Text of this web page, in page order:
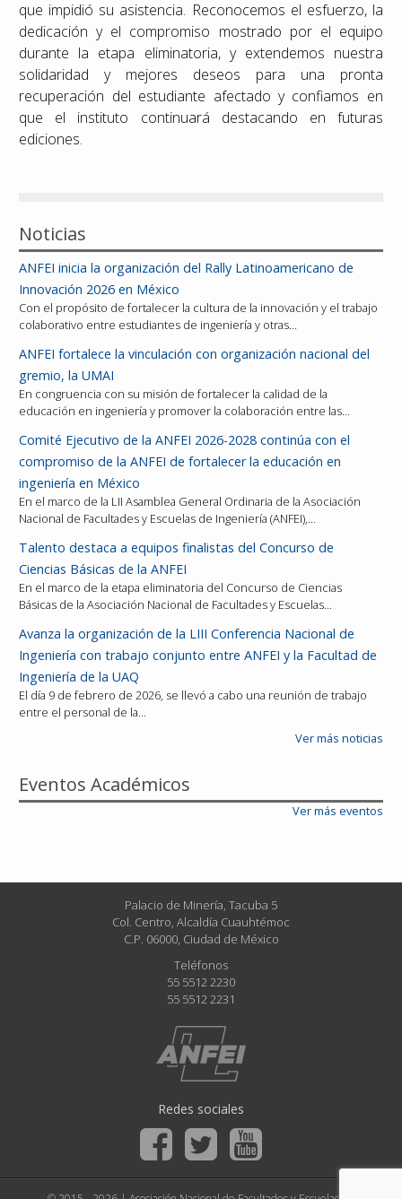
que impidió su asistencia. Reconocemos el esfuerzo, la
dedicación y el compromiso mostrado por el equipo
durante la etapa eliminatoria, y extendemos nuestra
solidaridad y mejores deseos para una pronta
recuperación del estudiante afectado y confiamos en
que el instituto continuará destacando en futuras
ediciones.
Noticias
ANFEI inicia la organización del Rally Latinoamericano de
Innovación 2026 en México
Con el propósito de fortalecer la cultura de la innovación y el trabajo
colaborativo entre estudiantes de ingeniería y otras…
ANFEI fortalece la vinculación con organización nacional del
gremio, la UMAI
En congruencia con su misión de fortalecer la calidad de la
educación en ingeniería y promover la colaboración entre las…
Comité Ejecutivo de la ANFEI 2026-2028 continúa con el
compromiso de la ANFEI de fortalecer la educación en
ingeniería en México
En el marco de la LII Asamblea General Ordinaria de la Asociación
Nacional de Facultades y Escuelas de Ingeniería (ANFEI),…
Talento destaca a equipos finalistas del Concurso de
Ciencias Básicas de la ANFEI
En el marco de la etapa eliminatoria del Concurso de Ciencias
Básicas de la Asociación Nacional de Facultades y Escuelas…
Avanza la organización de la LIII Conferencia Nacional de
Ingeniería con trabajo conjunto entre ANFEI y la Facultad de
Ingeniería de la UAQ
El día 9 de febrero de 2026, se llevó a cabo una reunión de trabajo
entre el personal de la…
Ver más noticias
Eventos Académicos
Ver más eventos
Palacio de Minería, Tacuba 5
Col. Centro, Alcaldía Cuauhtémoc
C.P. 06000, Ciudad de México
Teléfonos
55 5512 2230
55 5512 2231
Redes sociales